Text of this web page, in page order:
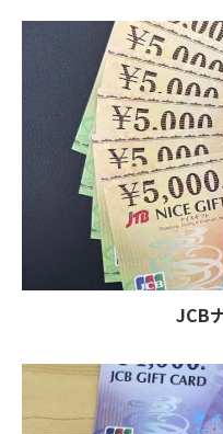
JCB
お気軽にお